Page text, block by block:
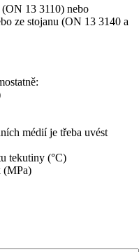
13 3110) nebo
ze stojanu (ON 13 3140 a
médií je třeba uvést
tekutiny (°C)
(MPa)